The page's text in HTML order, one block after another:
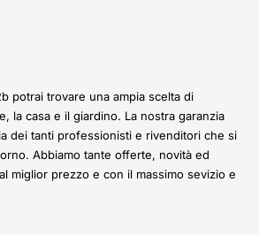
potrai trovare una ampia scelta di
la casa e il giardino. La nostra garanzia
dei tanti professionisti e rivenditori che si
Abbiamo tante offerte, novità ed
miglior prezzo e con il massimo sevizio e